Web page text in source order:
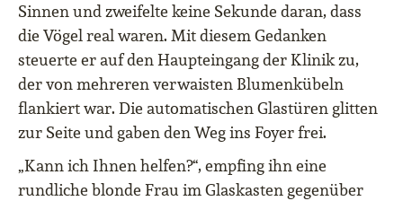
Sinnen und zweifelte keine Sekunde daran, dass
die Vögel real waren. Mit diesem Gedanken
steuerte er auf den Haupteingang der Klinik zu,
der von mehreren verwaisten Blumenkübeln
flankiert war. Die automatischen Glastüren glitten
zur Seite und gaben den Weg ins Foyer frei.
„Kann ich Ihnen helfen?“, empfing ihn eine
rundliche blonde Frau im Glaskasten gegenüber